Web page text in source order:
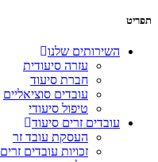
תפריט
השירותים שלנו
עזרה סיעודית
חברת סיעוד
עובדים סוציאליים
טיפול סיעודי
עובדים זרים סיעוד
העסקת עובד זר
זכויות עובדים זרים